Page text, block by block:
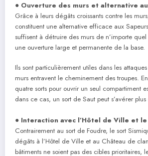
● Ouverture des murs et alternative
Grâce à leurs dégâts croissants contre les
constituent une alternative efficace aux
suffisent à détruire des murs de n’importe
une ouverture large et permanente de la base.
Ils sont particulièrement utiles dans les
murs entravent le cheminement des troupes.
quatre sorts pour ouvrir un seul compartiment
dans ce cas, un sort de Saut peut s’avérer plus
● Interaction avec l’Hôtel de Ville et
Contrairement au sort de Foudre, le sort
dégâts à l’Hôtel de Ville et au Château de
bâtiments ne soient pas des cibles prioritaires,